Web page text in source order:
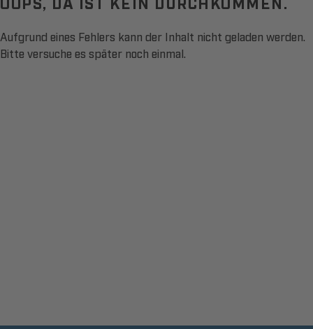
Aufgrund eines Fehlers kann der Inhalt nicht geladen werden.
Bitte versuche es später noch einmal.